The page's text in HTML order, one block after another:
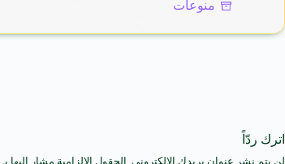
منوعات
اترك ردّاً
لن يتم نشر عنوان بريدك الإلكتروني. الحقول الإلزامية مشار إليها بـ